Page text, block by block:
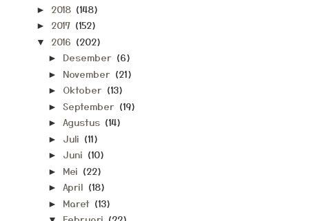
► 2018 (148)
► 2017 (152)
▼ 2016 (202)
► Desember (6)
► November (21)
► Oktober (13)
► September (19)
► Agustus (14)
► Juli (11)
► Juni (10)
► Mei (22)
► April (18)
► Maret (13)